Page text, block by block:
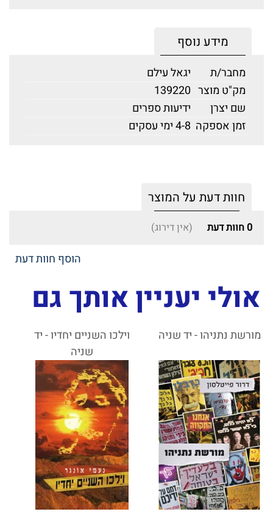
מידע נוסף
מחבר/ת
יגאל עילם
מק"ט מוצר 139220
שם יצרן
ידיעות ספרים
זמן אספקה 4-8 ימי עסקים
חוות דעת על המוצר
0 חוות דעת (אין דירוג)
הוסף חוות דעת
אולי יעניין אותך גם
מורשת נתניהו - יד שניה
וילכו השניים יחדיו - יד
שניה